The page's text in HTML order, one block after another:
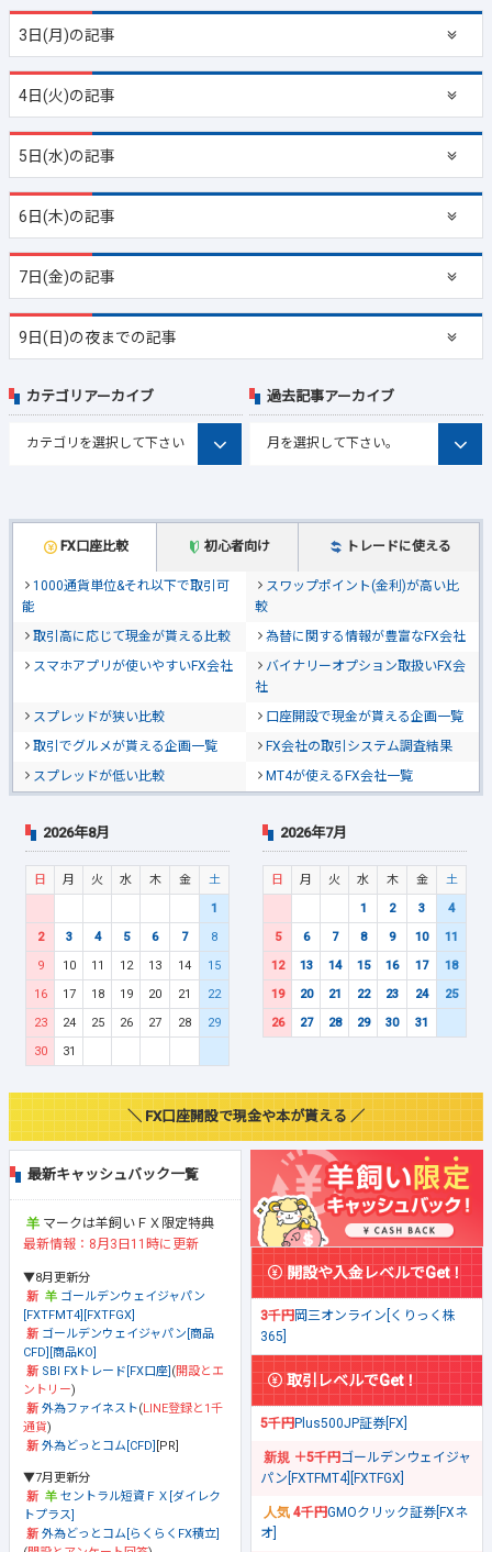
3日(月)の記事
4日(火)の記事
5日(水)の記事
6日(木)の記事
7日(金)の記事
9日(日)の夜までの記事
FX口座比較 初心者向け トレードに使える
1000通貨単位&それ以下で取引可
能
スワップポイント(金利)が高い比
較
取引高に応じて現金が貰える比較
為替に関する情報が豊富なFX会社
スマホアプリが使いやすいFX会社
バイナリーオプション取扱いFX会
社
スプレッドが狭い比較
口座開設で現金が貰える企画一覧
取引でグルメが貰える企画一覧
FX会社の取引システム調査結果
スプレッドが低い比較
MT4が使えるFX会社一覧
カテゴリアーカイブ 過去記事アーカイブ
2026年8月
日 月 火 水 木 金
土
1
2
3 4 5 6 7
8
9
10 11 12 13 14
15
16
17 18 19 20 21
22
23
24 25 26 27 28
29
30
31
2026年7月
日 月 火 水 木 金
土
1
2 3
4
5
6 7 8 9 10
11
12
13 14 15 16 17
18
19
20 21 22 23 24
25
26
27 28 29 30 31
＼ FX口座開設で現金や本が貰える ／
最新キャッシュバック一覧
マークは羊飼いＦＸ限定特典
最新情報：8月3日11時に更新
▼8月更新分
ゴールデンウェイジャパン
[FXTFMT4][FXTFGX]
ゴールデンウェイジャパン[商品
CFD][商品KO]
SBI FXトレード[FX口座] (開設とエ
ントリー)
外為ファイネスト(LINE登録と1千
通貨)
外為どっとコム[CFD] [PR]
▼7月更新分
セントラル短資ＦＸ[ダイレク
トプラス]
外為どっとコム[らくらくFX積立]
開設や入金レベルでGet！
3千円岡三オンライン[くりっく株
365]
取引レベルでGet！
5千円Plus500JP証券[FX]
＋5千円ゴールデンウェイジャ
パン[FXTFMT4][FXTFGX]
4千円GMOクリック証券[FXネ
オ]